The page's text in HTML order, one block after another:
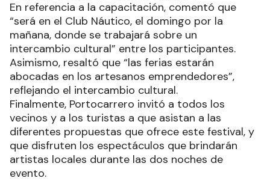
En referencia a la capacitación, comentó que
“será en el Club Náutico, el domingo por la
mañana, donde se trabajará sobre un
intercambio cultural” entre los participantes.
Asimismo, resaltó que “las ferias estarán
abocadas en los artesanos emprendedores”,
reflejando el intercambio cultural.
Finalmente, Portocarrero invitó a todos los
vecinos y a los turistas a que asistan a las
diferentes propuestas que ofrece este festival, y
que disfruten los espectáculos que brindarán
artistas locales durante las dos noches de
evento.